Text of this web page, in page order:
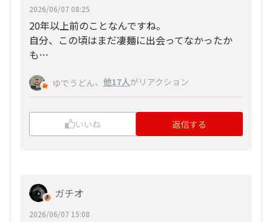
2026/06/07 08:25
20年以上前のことなんですね。
自分、この頃はまだ凄麺に出会ってなかったか
も…
ゆでうどん、 他17人がリアクション
いいね 返信する
ガチオ
2026/06/07 15:08